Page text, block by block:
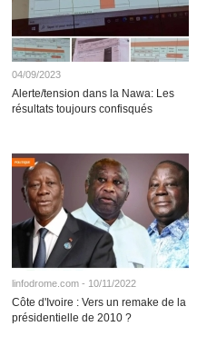
04/09/2023
Alerte/tension dans la Nawa: Les
résultats toujours confisqués
linfodrome.com - 10/11/2022
Côte d'Ivoire : Vers un remake de la
présidentielle de 2010 ?